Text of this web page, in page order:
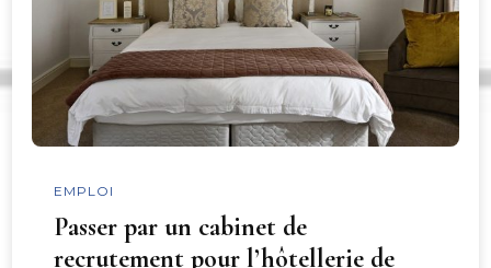
EMPLOI
Passer par un cabinet de
recrutement pour l’hôtellerie de